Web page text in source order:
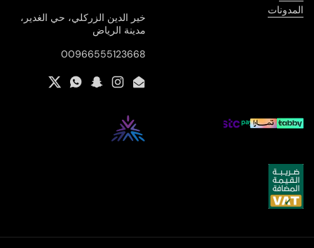
المدونات
خير الدين الزركلي، حي الغدير،
مدينة الرياض
00966555123668
Email
Instagram
Snapchat
WhatsApp
Twitter